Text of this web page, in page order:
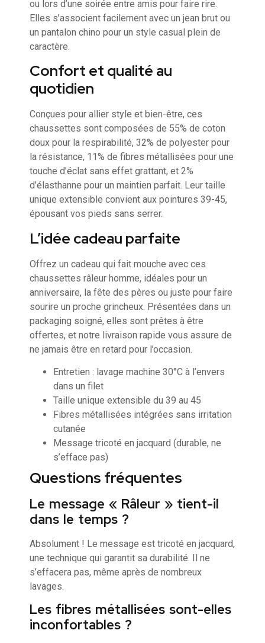
ou lors d’une soirée entre amis pour faire rire.
Elles s’associent facilement avec un jean brut ou
un pantalon chino pour un style casual plein de
caractère.
Confort et qualité au
quotidien
Conçues pour allier style et bien-être, ces
chaussettes sont composées de 55% de coton
doux pour la respirabilité, 32% de polyester pour
la résistance, 11% de fibres métallisées pour une
touche d’éclat sans effet grattant, et 2%
d’élasthanne pour un maintien parfait. Leur taille
unique extensible convient aux pointures 39-45,
épousant vos pieds sans serrer.
L’idée cadeau parfaite
Offrez un cadeau qui fait mouche avec ces
chaussettes râleur homme, idéales pour un
anniversaire, la fête des pères ou juste pour faire
sourire un proche grincheux. Présentées dans un
packaging soigné, elles sont prêtes à être
offertes, et notre livraison rapide vous assure de
ne jamais être en retard pour l’occasion.
Entretien : lavage machine 30°C à l’envers
dans un filet
Taille unique extensible du 39 au 45
Fibres métallisées intégrées sans irritation
cutanée
Message tricoté en jacquard (durable, ne
s’efface pas)
Questions fréquentes
Le message « Râleur » tient-il
dans le temps ?
Absolument ! Le message est tricoté en jacquard,
une technique qui garantit sa durabilité. Il ne
s’effacera pas, même après de nombreux
lavages.
Les fibres métallisées sont-elles
inconfortables ?